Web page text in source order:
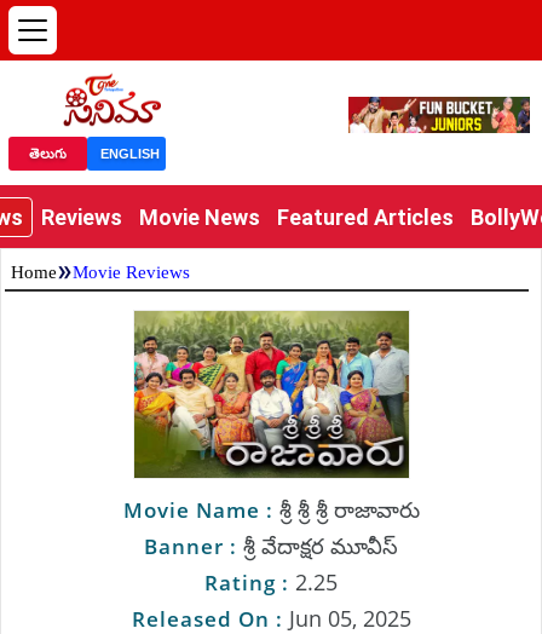
తెలుగు ENGLISH
Reviews Movie News Featured Articles
Home»Movie Reviews
Movie Name : శ్రీ శ్రీ శ్రీ రాజావారు
Banner : శ్రీ వేదాక్షర మూవీస్
Rating : 2.25
Released On : Jun 05, 2025